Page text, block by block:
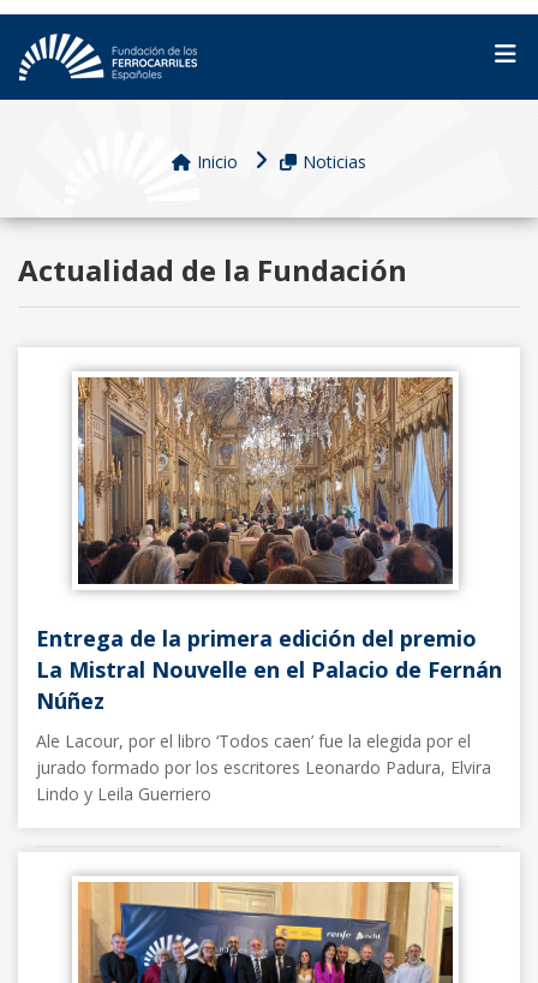
Inicio Noticias
Actualidad de la Fundación
Entrega de la primera edición del premio
La Mistral Nouvelle en el Palacio de Fernán
Núñez
Ale Lacour, por el libro ‘Todos caen’ fue la elegida por el
jurado formado por los escritores Leonardo Padura, Elvira
Lindo y Leila Guerriero
Noticias FFE 23/05/2025